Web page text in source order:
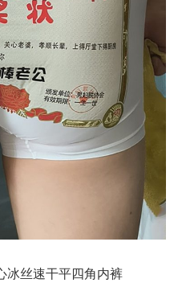
冰丝速干平四角内裤